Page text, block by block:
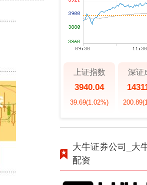
上证指数
3940.04
39.69(1.02%)
深证
200.89
大牛证券公司_大
配资